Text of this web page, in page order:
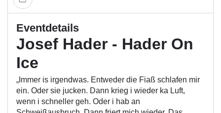
Eventdetails
Josef Hader - Hader On
Ice
„Immer is irgendwas. Entweder die Fiaß schlafen mir
ein. Oder sie jucken. Dann krieg i wieder ka Luft,
wenn i schneller geh. Oder i hab an